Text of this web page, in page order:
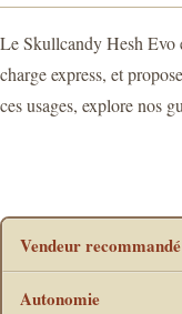
Le Skullcandy Hesh Evo
charge express, et
ces usages, explore nos
Vendeur recommandé
Autonomie